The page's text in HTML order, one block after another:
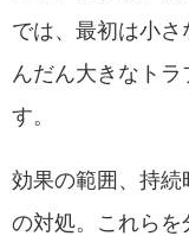
では、最初は小
んだん大きなトラ
す。
効果の範囲、持
の対処。これらを